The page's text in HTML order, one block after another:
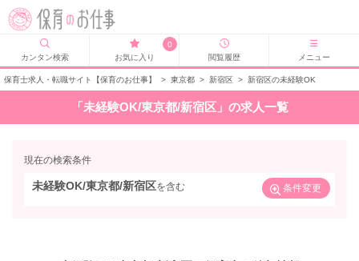
カンタン検索
0
お気に入り
閲覧履歴 メニュー
保育士求人・転職サイト【保育のお仕事】 > 東京都 > 新宿区 > 新宿区の未経験OK
「未経験OK/東京都/新宿区」の求人一覧
現在の検索条件
未経験OK/東京都/新宿区を含む 条件変更